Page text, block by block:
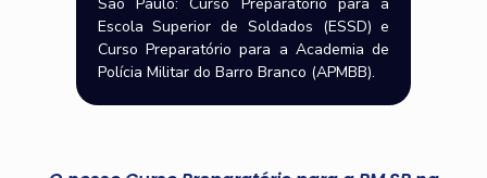
Escola Superior de Soldados (ESSD) e
Curso Preparatório para a Academia de
Polícia Militar do Barro Branco (APMBB).